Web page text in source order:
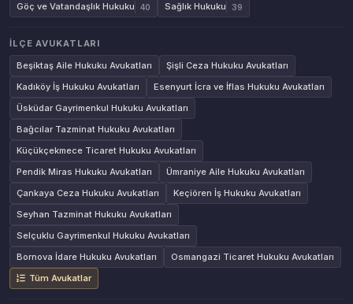
Göç ve Vatandaşlık Hukuku 40 Sağlık Hukuku 39
İLÇE AVUKATLARI
Beşiktaş Aile Hukuku Avukatları
Şişli Ceza Hukuku Avukatları
Kadıköy İş Hukuku Avukatları
Esenyurt İcra ve İflas Hukuku Avukatları
Üsküdar Gayrimenkul Hukuku Avukatları
Bağcılar Tazminat Hukuku Avukatları
Küçükçekmece Ticaret Hukuku Avukatları
Pendik Miras Hukuku Avukatları
Ümraniye Aile Hukuku Avukatları
Çankaya Ceza Hukuku Avukatları
Keçiören İş Hukuku Avukatları
Seyhan Tazminat Hukuku Avukatları
Selçuklu Gayrimenkul Hukuku Avukatları
Bornova İdare Hukuku Avukatları
Osmangazi Ticaret Hukuku Avukatları
Tüm Avukatlar